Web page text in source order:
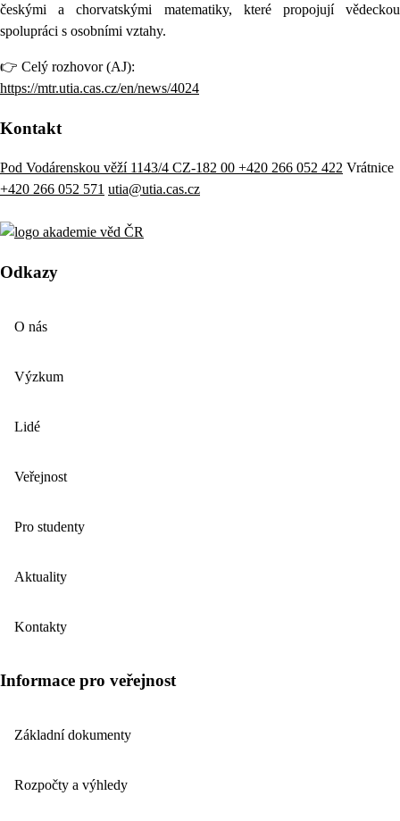
českými a chorvatskými matematiky, které propojují vědeckou
spolupráci s osobními vztahy.
👉 Celý rozhovor (AJ):
https://mtr.utia.cas.cz/en/news/4024
Kontakt
Pod Vodárenskou věží 1143/4 CZ-182 00 +420 266 052 422 Vrátnice
+420 266 052 571 utia@utia.cas.cz
Odkazy
O nás
Výzkum
Lidé
Veřejnost
Pro studenty
Aktuality
Kontakty
Informace pro veřejnost
Základní dokumenty
Rozpočty a výhledy